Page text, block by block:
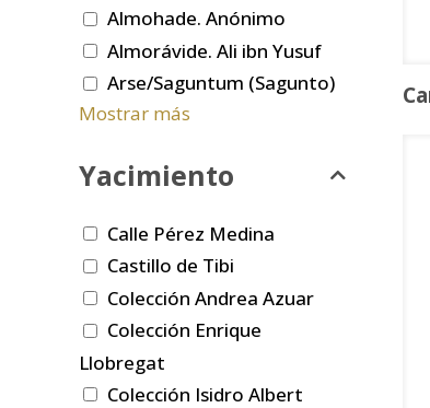
Almohade. Anónimo
Almorávide. Ali ibn Yusuf
Arse/Saguntum (Sagunto)
Mostrar más
Yacimiento
Calle Pérez Medina
Castillo de Tibi
Colección Andrea Azuar
Colección Enrique
Llobregat
Colección Isidro Albert